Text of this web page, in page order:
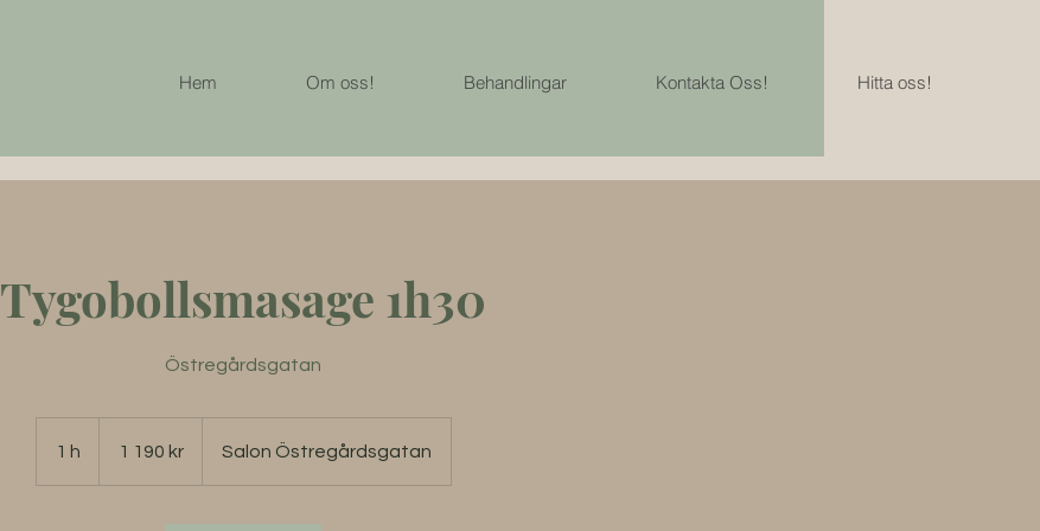
Hem Om oss! Behandlingar Kontakta Oss! Hitta oss!
Tygobollsmasage 1h30
Östregårdsgatan
1 h
kronor1 190 kr Salon Östregårdsgatan